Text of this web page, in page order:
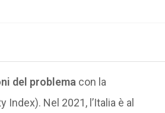
del problema con la
Index). Nel 2021, l’Italia è al